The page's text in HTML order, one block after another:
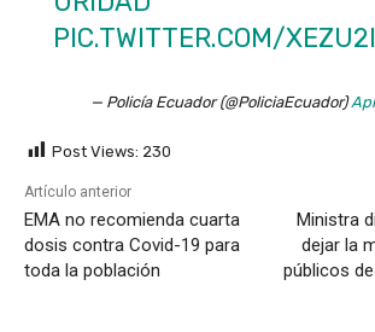
PIC.TWITTER.COM/
— Policía Ecuador (@PoliciaEcuador)
Post Views: 230
Artículo anterior
EMA no recomienda cuarta
dosis contra Covid-19 para
toda la población
Ministra
dejar la
públicos